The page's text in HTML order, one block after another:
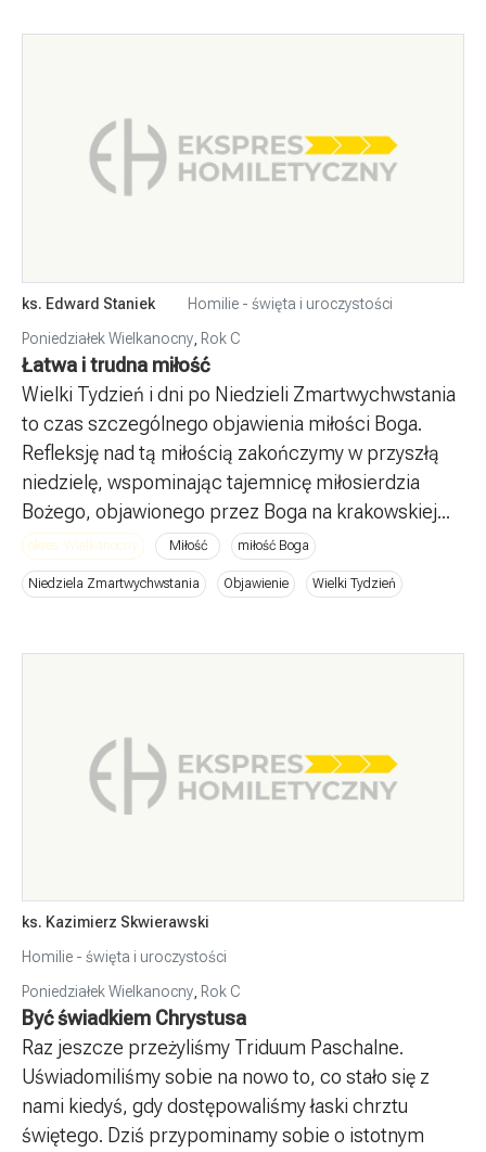
ks. Edward Staniek
Homilie - święta i uroczystości
Poniedziałek Wielkanocny Rok C
Łatwa i trudna miłość
Wielki Tydzień i dni po Niedzieli Zmartwychwstania
to czas szczególnego objawienia miłości Boga.
Refleksję nad tą miłością zakończymy w przyszłą
niedzielę, wspominając tajemnicę miłosierdzia
Bożego, objawionego przez Boga na krakowskiej...
okres: Wielkanocny Miłość miłość Boga
Niedziela Zmartwychwstania Objawienie Wielki Tydzień
ks. Kazimierz Skwierawski
Homilie - święta i uroczystości
Poniedziałek Wielkanocny, Rok C
Być świadkiem Chrystusa
Raz jeszcze przeżyliśmy Triduum Paschalne.
Uświadomiliśmy sobie na nowo to, co stało się z
nami kiedyś, gdy dostępowaliśmy łaski chrztu
świętego. Dziś przypominamy sobie o istotnym